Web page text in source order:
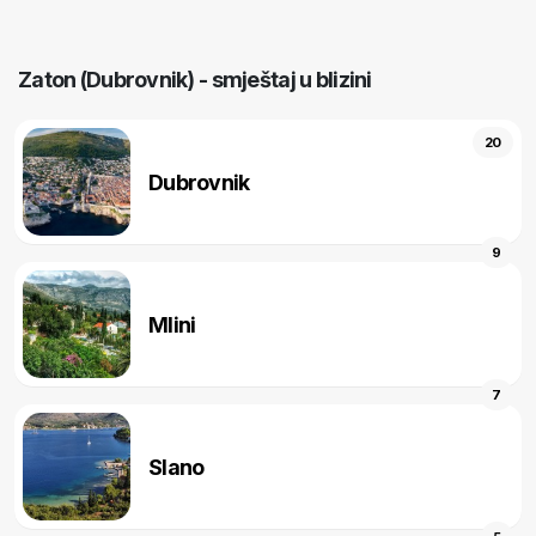
Zaton (Dubrovnik) - smještaj u blizini
Dubrovnik
20
Mlini
9
Slano
7